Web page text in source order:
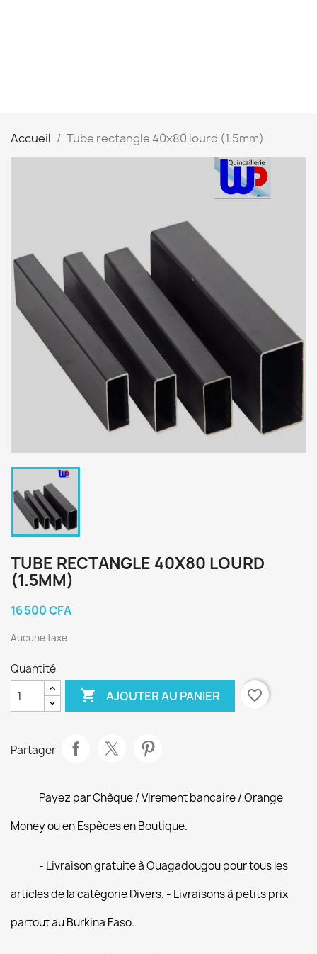
Accueil Tube rectangle 40x80 lourd (1.5mm)
TUBE RECTANGLE 40X80 LOURD
(1.5MM)
16 500 CFA
Aucune taxe
Quantité
 AJOUTER AU PANIER favorite_border
Partager
Payez par Chèque / Virement bancaire / Orange
Money ou en Espèces en Boutique.
- Livraison gratuite à Ouagadougou pour tous les
articles de la catégorie Divers. - Livraisons à petits prix
partout au Burkina Faso.